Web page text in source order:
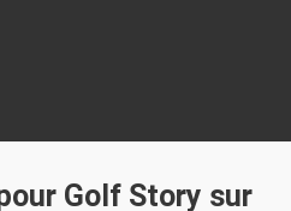
Golf Story sur